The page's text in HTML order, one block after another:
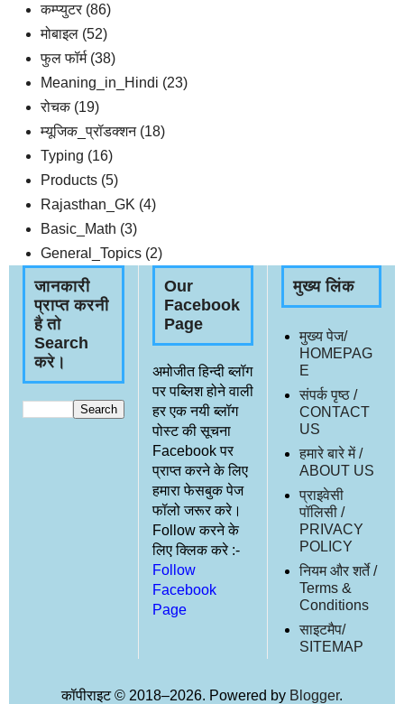
कम्प्युटर (86)
मोबाइल (52)
फुल फॉर्म (38)
Meaning_in_Hindi (23)
रोचक (19)
म्यूजिक_प्रॉडक्शन (18)
Typing (16)
Products (5)
Rajasthan_GK (4)
Basic_Math (3)
General_Topics (2)
जानकारी
प्राप्त करनी
है तो
Search
करे।
Our
Facebook
Page
अमोजीत हिन्दी ब्लॉग
पर पब्लिश होने वाली
हर एक नयी ब्लॉग
पोस्ट की सूचना
Facebook पर
प्राप्त करने के लिए
हमारा फेसबुक पेज
फॉलो जरूर करे।
Follow करने के
लिए क्लिक करे :-
Follow
Facebook
Page
मुख्य लिंक
मुख्य पेज/
HOMEPAG
E
संपर्क पृष्ठ /
CONTACT
US
हमारे बारे में /
ABOUT US
प्राइवेसी
पॉलिसी /
PRIVACY
POLICY
नियम और शर्ते /
Terms &
Conditions
साइटमैप/
SITEMAP
कॉपीराइट © 2018–2026. Powered by Blogger.